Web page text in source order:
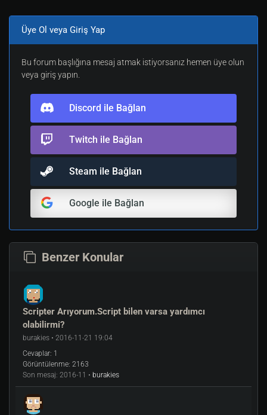
Üye Ol veya Giriş Yap
Bu forum başlığına mesaj atmak istiyorsanız hemen üye olun
veya giriş yapın.
Discord ile Bağlan
Twitch ile Bağlan
Steam ile Bağlan
Google ile Bağlan
Benzer Konular
Scripter Arıyorum.Script bilen varsa yardımcı
olabilirmi?
burakies • 2016-11-21 19:04
Cevaplar: 1
Görüntülenme: 2163
Son mesaj: 2016-11 • burakies